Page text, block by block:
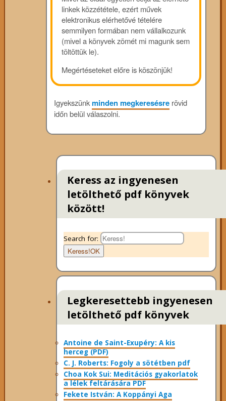
linkek közzététele, ezért művek
elektronikus elérhetővé tételére
semmilyen formában nem vállalkozunk
(mivel a könyvek zömét mi magunk sem
töltöttük le).
Megértéseteket előre is köszönjük!
Igyekszünkminden megkeresésre rövid
időn belül válaszolni.
Keress az ingyenesen
letölthető pdf könyvek
között!
Search for:
Keress!OK
Legkeresettebb ingyenesen
letölthető pdf könyvek
Antoine de Saint-Exupéry: A kis
herceg (PDF)
C. J. Roberts: Fogoly a sötétben pdf
Choa Kok Sui: Meditációs gyakorlatok
a lélek feltárására PDF
Fekete István: A Koppányi Aga